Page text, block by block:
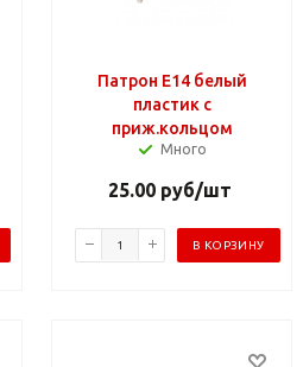
Патрон Е14 белый
пластик с
приж.кольцом
Много
25.00 руб/шт
В КОРЗИНУ